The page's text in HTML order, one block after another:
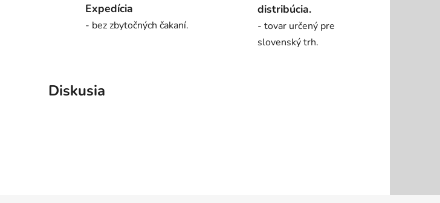
Expedícia
- bez zbytočných čakaní.
distribúcia.
- tovar určený pre
slovenský trh.
Diskusia